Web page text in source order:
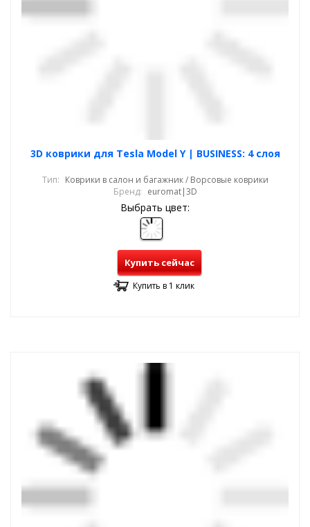
3D коврики для Tesla Model Y | BUSINESS: 4 слоя
Тип: Коврики в салон и багажник / Ворсовые коврики
Бренд: euromat|3D
Выбрать цвет:
Купить сейчас
Купить в 1 клик